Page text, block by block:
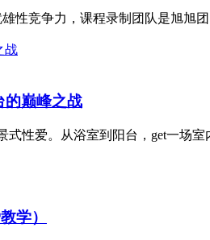
性竞争力，课程录制团队是旭旭
的巅峰之战
性爱。从浴室到阳台，get一场
学）